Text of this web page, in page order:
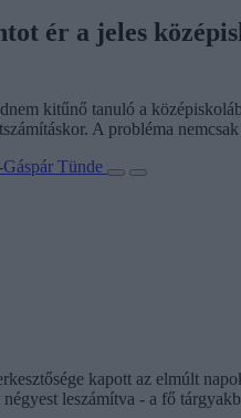
ér a jeles
kitűnő tanuló a
A probléma
Tünde
kapott az elmúlt
leszámítva - a fő